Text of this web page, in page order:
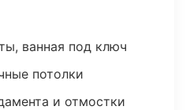
ванная под ключ
потолки
и отмостки